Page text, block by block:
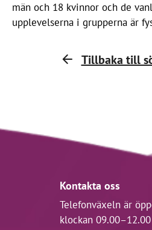
män och 18 kvinnor och de
upplevelserna i grupperna är
Tillbaka till
Kontakta oss
Telefonväxeln är
klockan